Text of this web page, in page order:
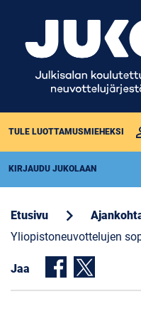
TULE LUOTTAMUSMIEHEKSI
KIRJAUDU JUKOLAAN
Etusivu chevron_right
Yliopistoneuvottelujen
Jaa